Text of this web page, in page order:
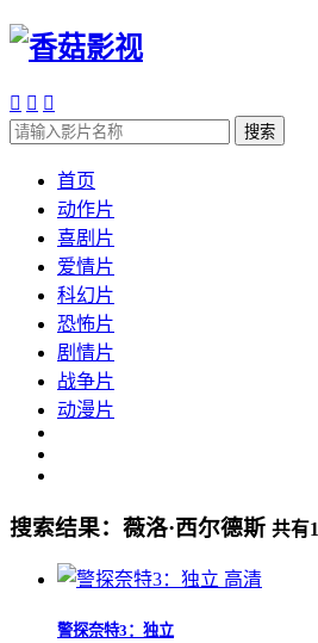
  
搜索
首页
动作片
喜剧片
爱情片
科幻片
恐怖片
剧情片
战争片
动漫片
搜索结果： 薇洛·西尔德斯 共有1
高清
警探奈特3：独立